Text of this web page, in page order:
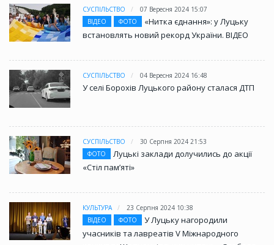
СУСПІЛЬСТВО
07 Вересня 2024 15:07
ВІДЕО
ФОТО
«Нитка єднання»: у Луцьку
встановлять новий рекорд України. ВІДЕО
СУСПІЛЬСТВО 04 Вересня 2024 16:48
У селі Борохів Луцького району сталася ДТП
СУСПІЛЬСТВО
30 Серпня 2024 21:53
ФОТО
Луцькі заклади долучились до акції
«Стіл памʼяті»
КУЛЬТУРА
23 Серпня 2024 10:38
ВІДЕО
ФОТО
У Луцьку нагородили
учасників та лавреатів V Міжнародного